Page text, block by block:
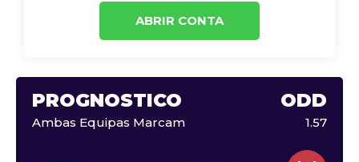
ABRIR CONTA
PROGNÓSTICO ODD
Ambas Equipas Marcam 1.57